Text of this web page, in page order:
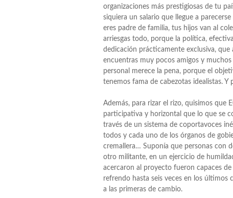
organizaciones más prestigiosas de tu
siquiera un salario que llegue a
eres padre de familia, tus hijos van al
arriesgas todo, porque la política,
dedicación prácticamente exclusiva,
encuentras muy pocos amigos y
personal merece la pena, porque el
tenemos fama de cabezotas idealistas.
Además, para rizar el rizo, quisimos
participativa y horizontal que lo que se
través de un sistema de coportavoces
todos y cada uno de los órganos de
cremallera… Suponía que personas con
otro militante, en un ejercicio de
acercaron al proyecto fueron capaces
refrendo hasta seis veces en los últimos
a las primeras de cambio.